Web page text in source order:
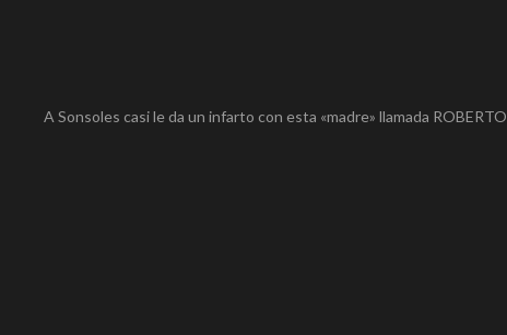
A Sonsoles casi le da un infarto con esta «madre» llamada ROBERTO